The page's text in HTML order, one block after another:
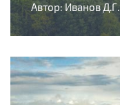
Автор: Иванов Д.Г.